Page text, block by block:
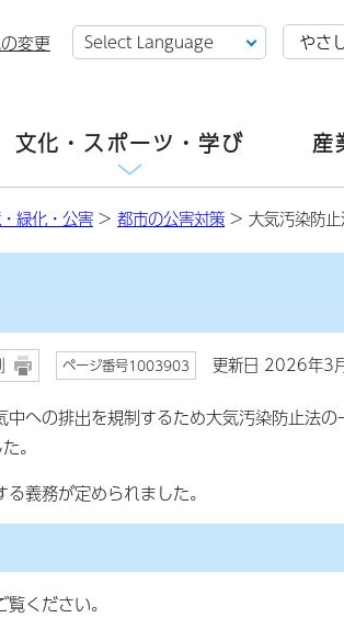
変更 やさ
文化・スポーツ・学び 産
緑化・公害 > 都市の公害対策 > 大気汚染防止
ページ番号1003903 更新日 2026年3
への排出を規制するため大気汚染防止法の
。
義務が定められました。
ください。